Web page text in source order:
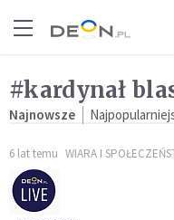
#kardynał
Najnowsze
6 lat temu WIARA I